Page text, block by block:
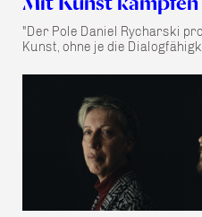
"Der Pole Daniel Rycharski
Kunst, ohne je die